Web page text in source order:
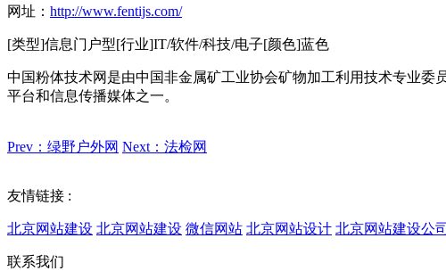
网址： http://www.fentijs.com/
[类型]信息门户型[行业]IT/软件/科技/电子[颜色]蓝色
中国粉体技术网是由中国非金属矿工业协会矿物加工利用技术专业
平台和信息传播媒体之一。
Prev：绿野户外网 Next：法检网
友情链接 :
北京网站建设 北京网站建设 微信网站 北京网站设计 北京网站建设公司
联系我们